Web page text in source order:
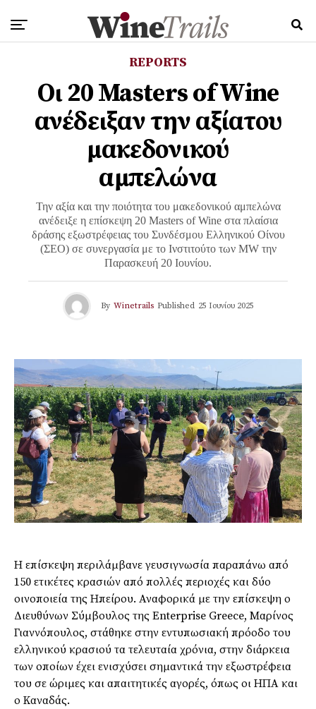
REPORTS
Οι 20 Masters of Wine
ανέδειξαν την αξίατου
μακεδονικού
αμπελώνα
Την αξία και την ποιότητα του μακεδονικού αμπελώνα
ανέδειξε η επίσκεψη 20 Masters of Wine στα πλαίσια
δράσης εξωστρέφειας του Συνδέσμου Ελληνικού Οίνου
(ΣΕΟ) σε συνεργασία με το Ινστιτούτο των MW την
Παρασκευή 20 Ιουνίου.
By Winetrails Published 25 Ιουνίου 2025
Η επίσκεψη περιλάμβανε γευσιγνωσία παραπάνω από
150 ετικέτες κρασιών από πολλές περιοχές και δύο
οινοποιεία της Ηπείρου. Αναφορικά με την επίσκεψη ο
Διευθύνων Σύμβουλος της Enterprise Greece, Μαρίνος
Γιαννόπουλος, στάθηκε στην εντυπωσιακή πρόοδο του
ελληνικού κρασιού τα τελευταία χρόνια, στην διάρκεια
των οποίων έχει ενισχύσει σημαντικά την εξωστρέφεια
του σε ώριμες και απαιτητικές αγορές, όπως οι ΗΠΑ και
ο Καναδάς.